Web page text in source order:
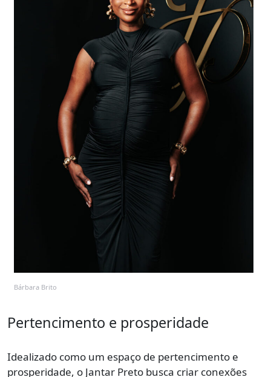
Bárbara Brito
Pertencimento e prosperidade
Idealizado como um espaço de pertencimento e
prosperidade, o Jantar Preto busca criar conexões